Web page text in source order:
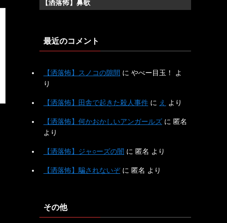
【洒落怖】鼻歌
最近のコメント
【洒落怖】スノコの隙間 に やべー目玉！
よ
り
【洒落怖】田舎で起きた殺人事件 に え より
【洒落怖】何かおかしいアンガールズ に 匿名
より
【洒落怖】ジャ○ーズの闇 に 匿名 より
【洒落怖】騙されないぞに 匿名 より
その他